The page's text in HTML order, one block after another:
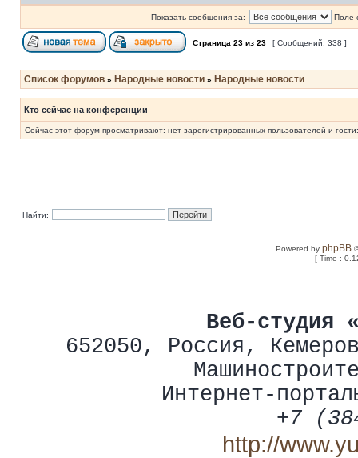
Показать сообщения за: Поле
Страница 23 из 23 [ Сообщений: 338 ]
Список форумов » Народные новости » Народные новости
Кто сейчас на конференции
Сейчас этот форум просматривают: нет зарегистрированных пользователей и
Найти:
Powered byphpBB
[ Time :
Веб-студия
652050, Россия ,
Интернет-
+7
http://